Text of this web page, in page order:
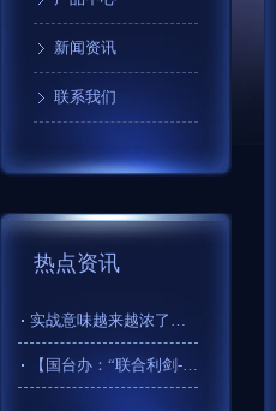
新闻资讯
联系我们
热点资讯
实战意味越来越浓了，会不会明天一早就统一了[灵光一闪]，官宣
【国台办：“联合利剑-2024B”演习是捍卫国家主权和领土完